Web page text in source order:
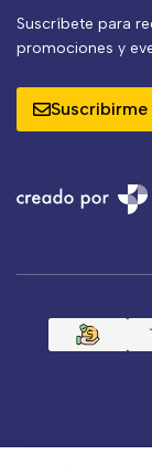
Suscríbete para
promociones y
Suscribirme